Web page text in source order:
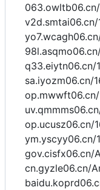
v2d.smtai06.cn/
q33.eiytn06.cn/
sa.iyozm06.cn/
op.mwwft06.cn/
op.ucusz06.cn/
ym.yscyy06.cn/
gov.cisfx06.cn/
cn.gyzle06.cn/